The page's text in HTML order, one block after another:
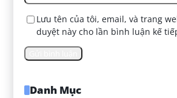
Lưu tên của tôi, email, và trang
duyệt này cho lần bình luận kế
Danh Mục